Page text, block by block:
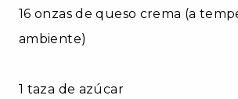
16 onzas de queso crema (a
ambiente)
1 taza de azúcar